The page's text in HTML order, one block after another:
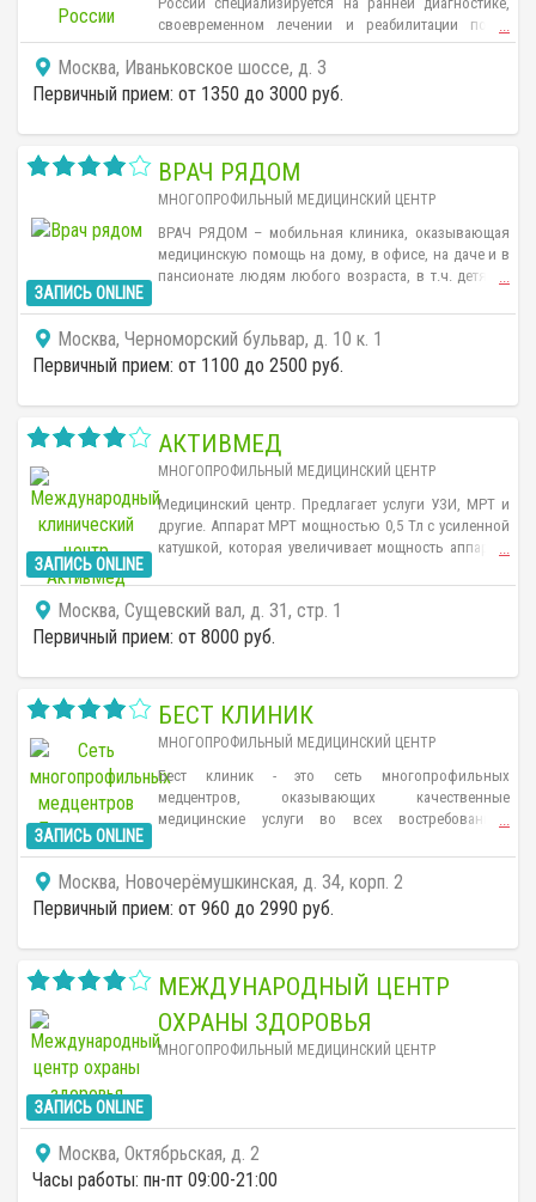
своевременном лечении и реабилитации после
перенесенной болезни или операции любой степени
сложности для повышения качества жизни.
...
Москва, Иваньковское шоссе, д. 3
Первичный прием: от 1350 до 3000 руб.
ЗАПИСЬ ONLINE
ВРАЧ РЯДОМ
МНОГОПРОФИЛЬНЫЙ МЕДИЦИНСКИЙ ЦЕНТР
ВРАЧ РЯДОМ – мобильная клиника, оказывающая
медицинскую помощь на дому, в офисе, на даче и в
пансионате людям любого возраста, в т.ч. детям с
области до 100 км от МКАД. Клиника обеспечивает
самый быстрый приезд специалиста в Москве –
врач или медсестра прибудут на вызов через 90
...
Москва, Черноморский бульвар, д. 10 к. 1
Первичный прием: от 1100 до 2500 руб.
ЗАПИСЬ ONLINE
АКТИВМЕД
МНОГОПРОФИЛЬНЫЙ МЕДИЦИНСКИЙ ЦЕНТР
Медицинский центр. Предлагает услуги УЗИ, МРТ и
другие. Аппарат МРТ мощностью 0,5 Тл с усиленной
катушкой, которая увеличивает мощность аппарата
лет.
...
Москва, Сущевский вал, д. 31, стр. 1
Первичный прием: от 8000 руб.
ЗАПИСЬ ONLINE
БЕСТ КЛИНИК
МНОГОПРОФИЛЬНЫЙ МЕДИЦИНСКИЙ ЦЕНТР
Бест клиник - это сеть многопрофильных
медцентров, оказывающих качественные
медицинские услуги во всех востребованных
гинекология, дерматовенерология, неврология,
эндокринология и др.). В клиниках можно пройти
экспресс-диагностику, УЗИ и сдать все необходимые
Прием ведется по предварительной записи.
...
Москва, Новочерёмушкинская, д. 34, корп. 2
Первичный прием: от 960 до 2990 руб.
ЗАПИСЬ ONLINE
МЕЖДУНАРОДНЫЙ ЦЕНТР
ОХРАНЫ ЗДОРОВЬЯ
МНОГОПРОФИЛЬНЫЙ МЕДИЦИНСКИЙ ЦЕНТР
Москва, Октябрьская, д. 2
Часы работы: пн-пт 09:00-21:00